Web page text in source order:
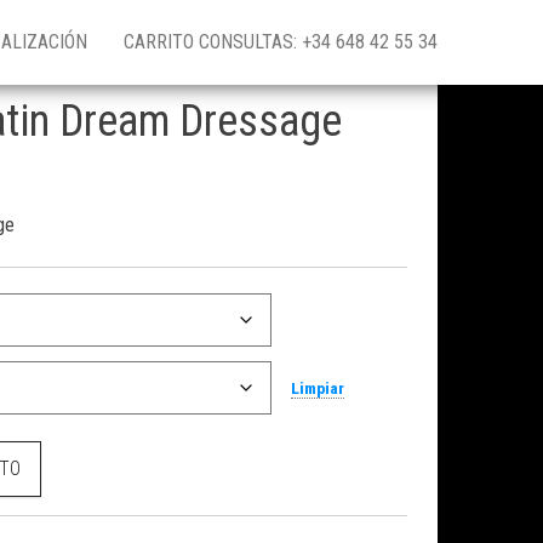
CARRITO CONSULTAS: +34 648 42 55 34
Dream Dressage
Limpiar
cantidad